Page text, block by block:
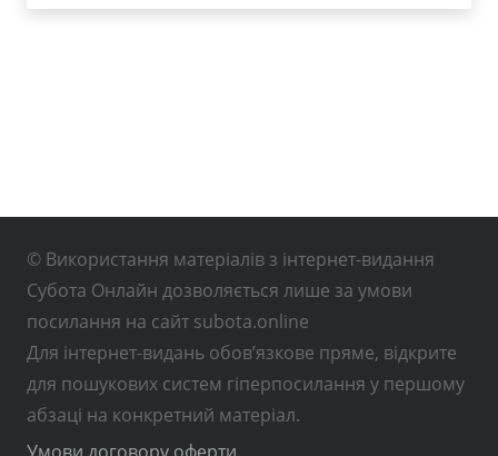
© Використання матеріалів з інтернет-видання
Субота Онлайн дозволяється лише за умови
посилання на сайт subota.online
Для інтернет-видань обов’язкове пряме, відкрите
для пошукових систем гіперпосилання у першому
абзаці на конкретний матеріал.